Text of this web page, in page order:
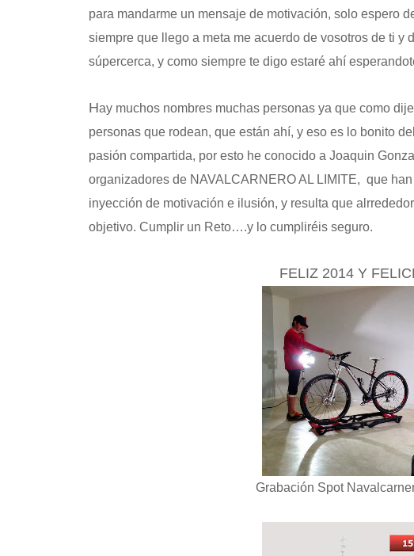
para mandarme un mensaje de motivación, solo espero
siempre que llego a meta me acuerdo de vosotros de ti y
súpercerca, y como siempre te digo estaré ahí
Hay muchos nombres muchas personas ya que como
personas que rodean, que están ahí, y eso es lo bonito
pasión compartida, por esto he conocido a Joaquin
organizadores de NAVALCARNERO AL LIMITE, que
inyección de motivación e ilusión, y resulta que
objetivo. Cumplir un Reto….y lo cumpliréis seguro.
FELIZ 2014 Y
Grabación Spot